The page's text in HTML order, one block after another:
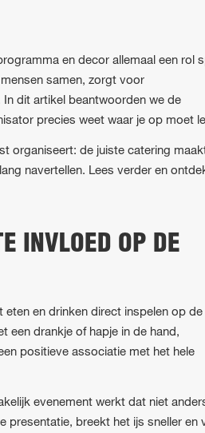
en decor allemaal een rol
samen, zorgt voor
dit artikel beantwoorden we de
precies weet waar je op moet
organiseert: de juiste catering
navertellen. Lees verder en
INVLOED OP DE
en drinken direct inspelen op de
een drankje of hapje in de hand,
positieve associatie met het hele
evenement werkt dat niet
presentatie, breekt het ijs sneller en